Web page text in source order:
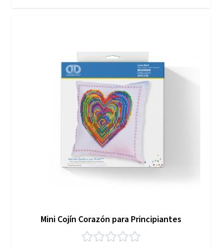
Mini Cojín Corazón para Principiantes